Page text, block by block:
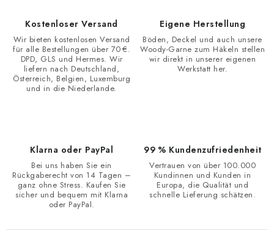
Kostenloser Versand
Wir bieten kostenlosen Versand
für alle Bestellungen über 70 €.
DPD, GLS und Hermes. Wir
liefern nach Deutschland,
Österreich, Belgien, Luxemburg
und in die Niederlande.
Eigene Herstellung
Böden, Deckel und auch unsere
Woody-Garne zum Häkeln stellen
wir direkt in unserer eigenen
Werkstatt her.
Klarna oder PayPal
Bei uns haben Sie ein
Rückgaberecht von 14 Tagen –
ganz ohne Stress. Kaufen Sie
sicher und bequem mit Klarna
oder PayPal.
99 % Kundenzufriedenheit
Vertrauen von über 100.000
Kundinnen und Kunden in
Europa, die Qualität und
schnelle Lieferung schätzen.